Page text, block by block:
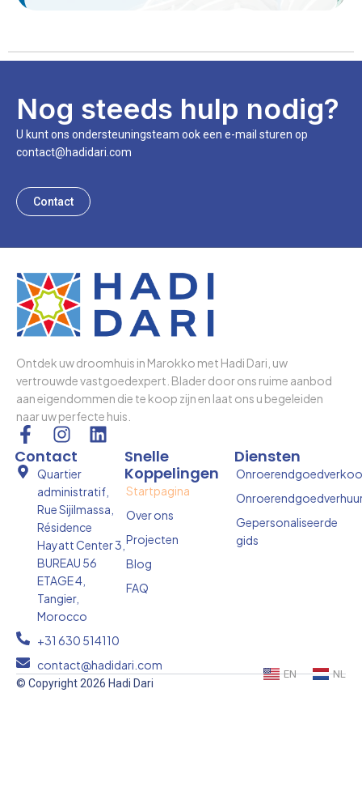
Nog steeds hulp nodig?
U kunt ons ondersteuningsteam ook een e-mail sturen op
contact@hadidari.com
Contact
Ontdek uw droomhuis in Marokko met Hadi Dari, uw
vertrouwde vastgoedexpert. Blader door ons ruime aanbod
aan eigendommen die te koop zijn en laat ons u begeleiden
naar uw perfecte huis.
F
a
c
I
n
s
t
a
g
r
a
m
L
k
e
i
Snelle
Koppelingen
Startpagina
Over ons
Projecten
Blog
FAQ
Diensten
Gepersonaliseerde
gids
Contact
Quartier
administratif,
Rue Sijilmassa,
Résidence
Hayatt Center 3,
BUREAU 56
ETAGE 4,
Tangier,
Morocco
+31 630 514110
contact@hadidari.com
© Copyright 2026 Hadi Dari
EN NL